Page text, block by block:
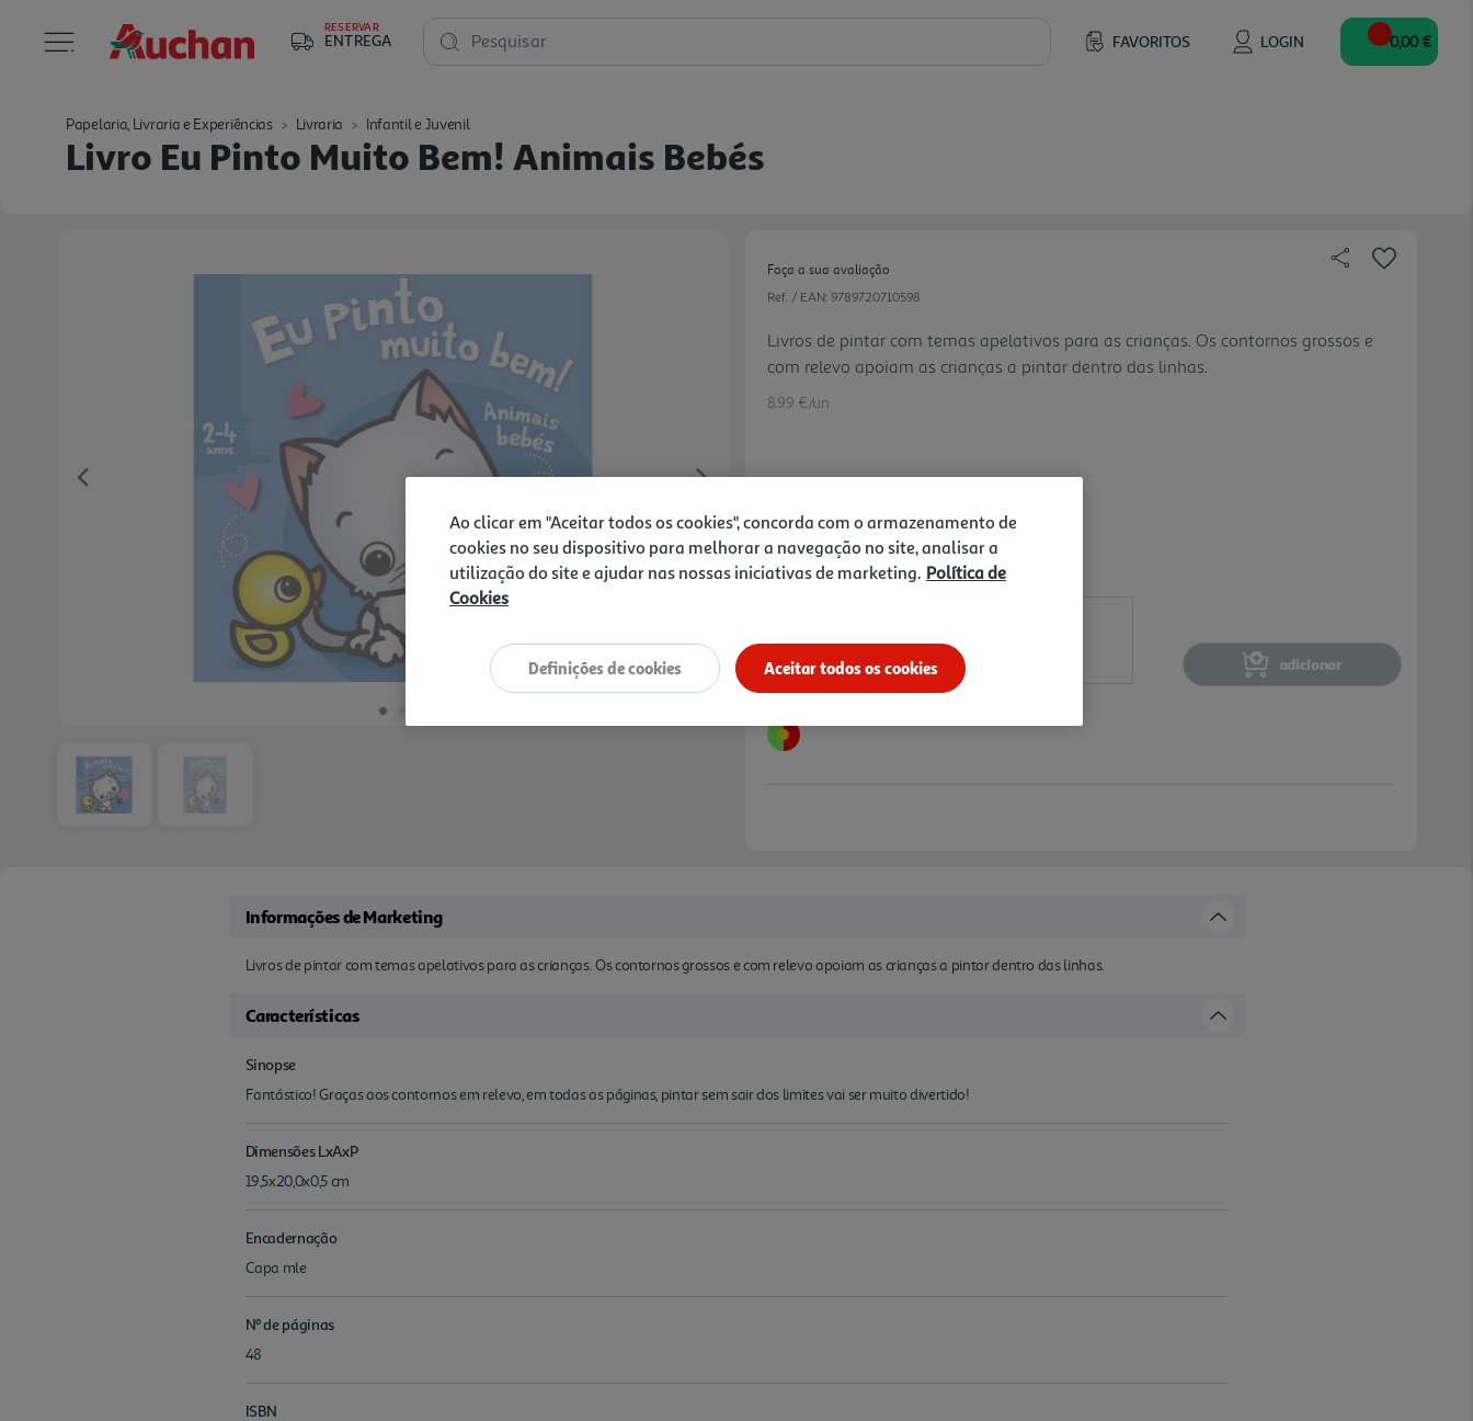
RESERVAR
ENTREGA FAVORITOS LOGIN
Pesquisar 0,00 €
Papelaria, Livraria e Experiências Livraria Infantil e Juvenil
Livro Eu Pinto Muito Bem! Animais Bebés
Previous
Faça a sua avaliação
Ref. / EAN: 9789720710598
Livros de pintar com temas apelativos para as crianças. Os contornos grossos e
com relevo apoiam as crianças a pintar dentro das linhas.
8.99 €/un
8,99 €
Notas de preparação
adicionar
Informações de Marketing
Livros de pintar com temas apelativos para as crianças. Os contornos grossos e com relevo apoiam as crianças a pintar dentro das linhas.
Características
Sinopse
Fantástico! Graças aos contornos em relevo, em todas as páginas, pintar sem sair dos limites vai ser muito divertido!
Dimensões LxAxP
19,5x20,0x0,5 cm
Encadernação
Capa mle
Nº de páginas
48
ISBN
Ao clicar em "Aceitar todos os cookies", concorda com o armazenamento de
cookies no seu dispositivo para melhorar a navegação no site, analisar a
utilização do site e ajudar nas nossas iniciativas de marketing. Política de
Cookies
Aceitar todos os cookies
Definições de cookies